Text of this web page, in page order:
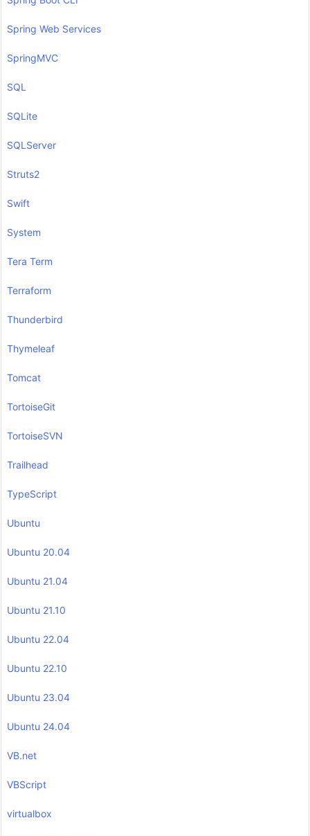
Spring Web Services
SpringMVC
SQL
SQLite
SQLServer
Struts2
Swift
System
Tera Term
Terraform
Thunderbird
Thymeleaf
Tomcat
TortoiseGit
TortoiseSVN
Trailhead
TypeScript
Ubuntu
Ubuntu 20.04
Ubuntu 21.04
Ubuntu 21.10
Ubuntu 22.04
Ubuntu 22.10
Ubuntu 23.04
Ubuntu 24.04
VB.net
VBScript
virtualbox